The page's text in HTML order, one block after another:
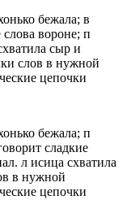
бежала; в
вороне; п
сыр и
слов в нужной
цепочки
бежала; п
сладкие
л исица схватила
в нужной
цепочки